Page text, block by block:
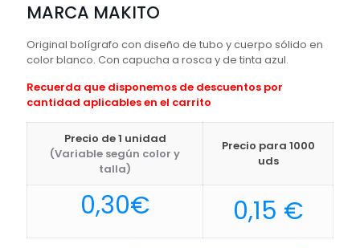
MARCA MAKITO
Original bolígrafo con diseño de tubo y cuerpo sólido en
color blanco. Con capucha a rosca y de tinta azul.
Recuerda que disponemos de descuentos por
cantidad aplicables en el carrito
Precio de 1 unidad
(Variable según color y
talla)
Precio para 1000
uds
0,30€ 0,15 €